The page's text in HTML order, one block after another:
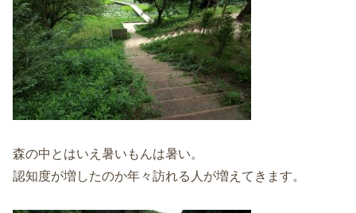
森の中とはいえ暑いもんは暑い。
認知度が増したのか年々訪れる人が増えてきます。